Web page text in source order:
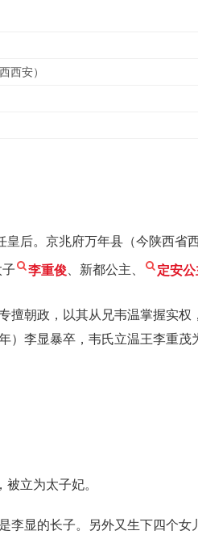
西安）
皇后。京兆府万年县（今陕西省
李重俊、新都公主、 定安
擅朝政，以其从兄韦温掌握实权
）李显暴卒，韦氏立温王李重
立为太子妃。
显的长子。另外又生下四个女